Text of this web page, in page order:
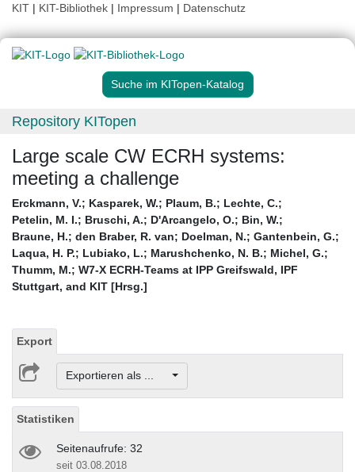
KIT | KIT-Bibliothek | Impressum | Datenschutz
Suche im KITopen-Katalog
Repository KITopen
Large scale CW ECRH systems:
meeting a challenge
Erckmann, V.; Kasparek, W.; Plaum, B.; Lechte, C.;
Petelin, M. I.; Bruschi, A.; D'Arcangelo, O.; Bin, W.;
Braune, H.; den Braber, R. van; Doelman, N.; Gantenbein, G.;
Laqua, H. P.; Lubiako, L.; Marushchenko, N. B.; Michel, G.;
Thumm, M.; W7-X ECRH-Teams at IPP Greifswald, IPF
Stuttgart, and KIT [Hrsg.]
Export
Exportieren als ...
Statistiken
Seitenaufrufe: 32
seit 03.08.2018